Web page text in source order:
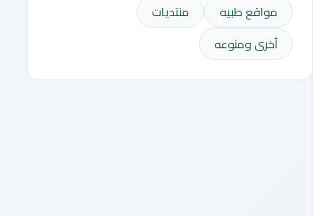
مواقع طبيه
منتديات
أخرى ومنوعه